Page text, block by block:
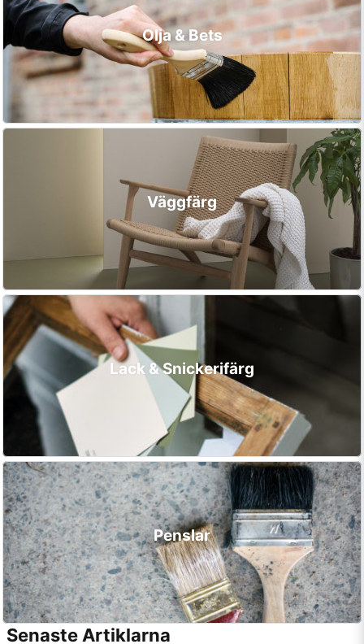
Olja & Bets
Väggfärg
Lack & Snickerifärg
Penslar
Senaste Artiklarna